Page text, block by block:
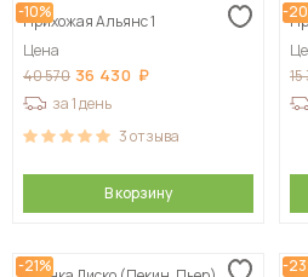
-10%
Прихожая Альянс 1
Цена
40 570 36 430
за 1 день
3отзыва
В корзину
-
-21% -